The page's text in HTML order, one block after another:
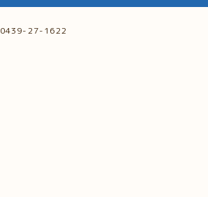
0439-27-1622